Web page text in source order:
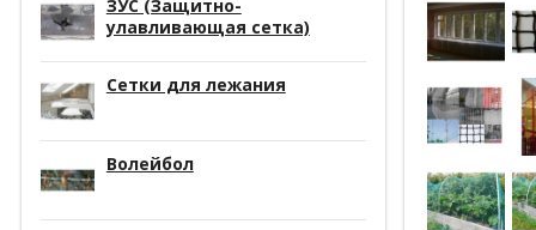
ЗУС (Защитно-
улавливающая сетка)
Сетки для лежания
Волейбол